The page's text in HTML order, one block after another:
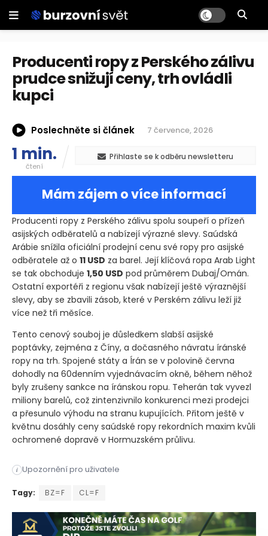
Producenti ropy z Perského zálivu
prudce snižují ceny, trh ovládli
kupci
Poslechněte si článek 7 července, 2026
1 min.
čtení
Přihlaste se k odběru newsletteru
Mám zájem o více informací
Producenti ropy z Perského zálivu spolu soupeří o přízeň
asijských odběratelů a nabízejí výrazné slevy. Saúdská
Arábie snížila oficiální prodejní cenu své ropy pro asijské
odběratele až o 11 USD za barel. Její klíčová ropa Arab Light
se tak obchoduje 1,50 USD pod průměrem Dubaj/Omán.
Ostatní exportéři z regionu však nabízejí ještě výraznější
slevy, aby se zbavili zásob, které v Perském zálivu leží již
více než tři měsíce.
Tento cenový souboj je důsledkem slabší asijské
poptávky, zejména z Číny, a dočasného návratu íránské
ropy na trh. Spojené státy a Írán se v polovině června
dohodly na 60denním vyjednávacím okně, během něhož
byly zrušeny sankce na íránskou ropu. Teherán tak vyvezl
miliony barelů, což zintenzivnilo konkurenci mezi prodejci
a přesunulo výhodu na stranu kupujících. Přitom ještě v
květnu dosáhly ceny saúdské ropy rekordních maxim kvůli
ochromené dopravě v Hormuzském průlivu.
i Upozornění pro uživatele
Producenti ropy z Perského zálivu spolu soupeří o přízeň
Tagy: BZ=F CL=F